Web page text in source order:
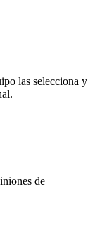
las selecciona y
de